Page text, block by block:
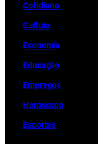
Cotidiano
Cultura
Economia
Educação
Empregos
Horóscopo
Esportes